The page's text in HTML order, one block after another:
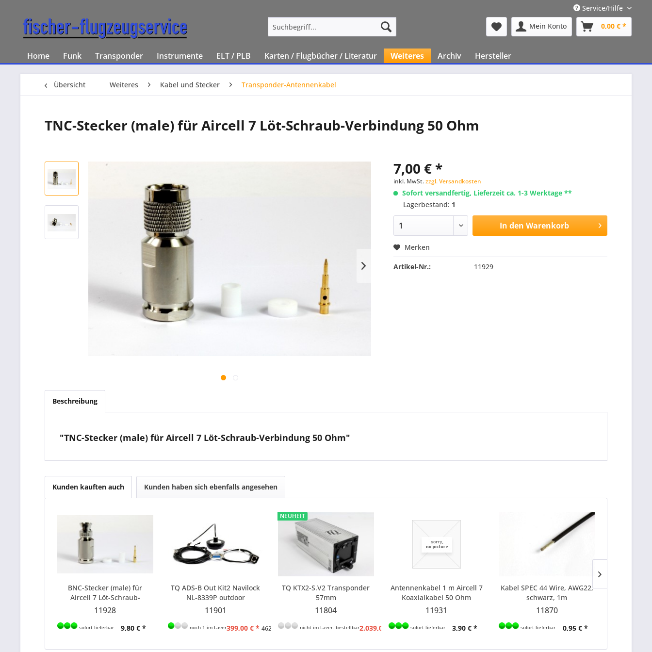
Service/Hilfe
Mein Konto
0,00 € *
Home Funk Transponder Instrumente ELT / PLB Karten / Flugbücher / Literatur Weiteres Archiv Hersteller
Übersicht Weiteres Kabel und Stecker Transponder-Antennenkabel
TNC-Stecker (male) für Aircell 7 Löt-Schraub-Verbindung 50 Ohm
7,00 € *
inkl. MwSt.zzgl. Versandkosten
Sofort versandfertig, Lieferzeit ca. 1-3 Werktage **
Lagerbestand: 1
In den Warenkorb
Merken
Artikel-Nr.: 11929
Beschreibung
"TNC-Stecker (male) für Aircell 7 Löt-Schraub-Verbindung 50 Ohm"
Kunden kauften auch Kunden haben sich ebenfalls angesehen
BNC-Stecker (male) für
Aircell 7 Löt-Schraub-
Verbindung 50 Ohm
11928
sofort lieferbar 9,80 € *
TQ ADS-B Out Kit2 Navilock
NL-8339P outdoor
(Außenmontage)
11901
noch 1 im Lager399,00 € * 462,90 € *
NEUHEIT
TQ KTX2-S.V2 Transponder
57mm
11804
nicht im Lager, bestellbar2.039,00 € * 2.499,00 € *
Antennenkabel 1 m Aircell 7
Koaxialkabel 50 Ohm
11931
sofort lieferbar 3,90 € *
Kabel SPEC 44 Wire, AWG22,
schwarz, 1m
11870
sofort lieferbar 0,95 € *